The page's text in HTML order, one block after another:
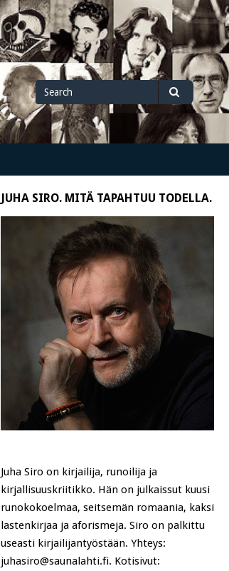
Search
for
Search
JUHA SIRO. MITÄ TAPAHTUU TODELLA.
Juha Siro on kirjailija, runoilija ja
kirjallisuuskriitikko. Hän on julkaissut kuusi
runokokoelmaa, seitsemän romaania, kaksi
lastenkirjaa ja aforismeja. Siro on palkittu
useasti kirjailijantyöstään. Yhteys:
juhasiro@saunalahti.fi. Kotisivut: